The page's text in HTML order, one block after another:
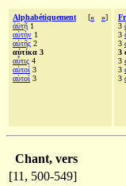
Alphabétiquement [« »]
ἀϋτῇ 1
αὐτὴν 1
αὐτῆς 2
αὐτίκα 3
αὖτις 4
αὐτοί 3
αὐτοὶ 3
3
3
3
3
3
3
3
Chant, vers
[11, 500-549]